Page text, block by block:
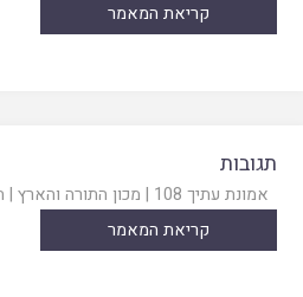
קריאת המאמר
תגובות
אמונת עתיך 108 | מכון התורה והארץ |
קריאת המאמר